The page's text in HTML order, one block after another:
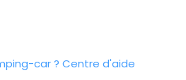
car ? Centre d'aide